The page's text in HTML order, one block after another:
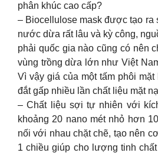
phân khúc cao cấp?
– Biocellulose mask được tạo ra
nước dừa rất lâu và kỳ công,
phải quốc gia nào cũng có nên
vùng trồng dừa lớn như Việt
Vì vậy giá của một tấm phôi
đắt gấp nhiều lần chất liệu mặt
– Chất liệu sợi tự nhiên với
khoảng 20 nano mét nhỏ hơn
nối với nhau chặt chẽ, tạo nên
1 chiều giúp cho lượng tinh